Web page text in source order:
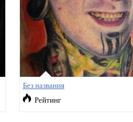
Без названия
Рейтинг